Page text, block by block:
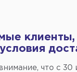
клиенты,
что c 30